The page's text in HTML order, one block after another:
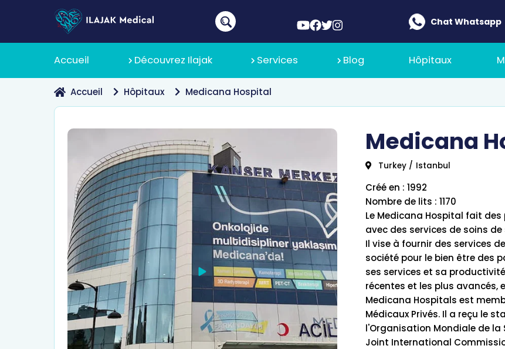
Chat Whatsapp
Accueil Découvrez Ilajak
Pourquoi Ilajak Médical
Politique De Recrutement
Services Blog Hôpitaux
Accueil Hôpitaux Medicana Hospital
Medicana
Turkey / Istanbul
Créé en : 1992
Nombre de lits : 1170
Le Medicana Hospital fait
avec des services de soins
Il vise à fournir des services
société pour le bien être des
ses services et sa
récentes et les plus avancés,
Medicana Hospitals est
Médicaux Privés. Il a reçu le
l'Organisation Mondiale de la
Joint International